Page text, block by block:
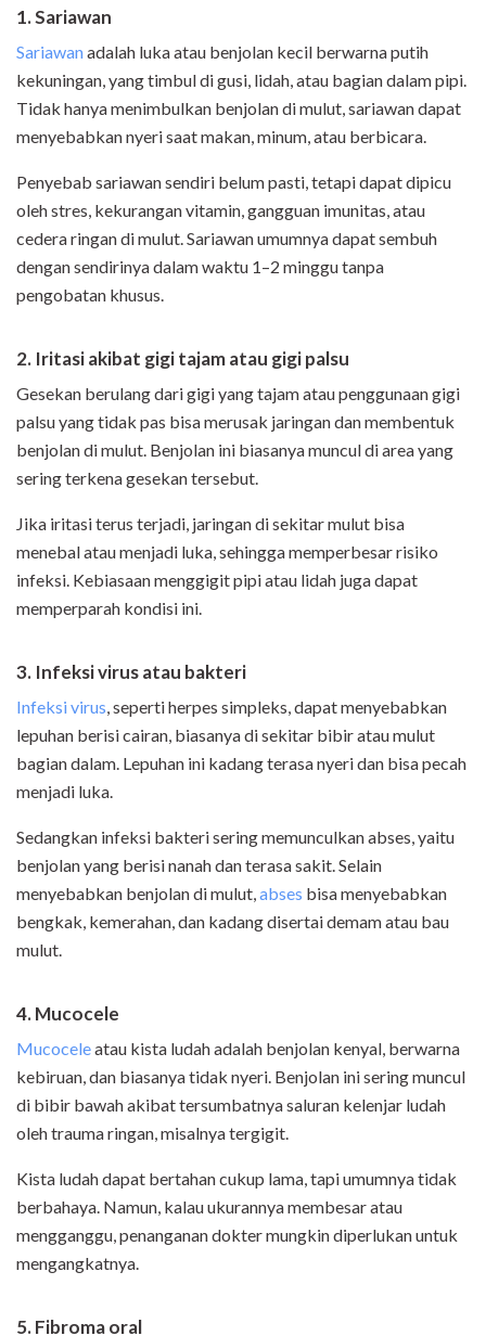
1. Sariawan
Sariawanadalah luka atau benjolan kecil berwarna putih
kekuningan, yang timbul di gusi, lidah, atau bagian dalam pipi.
Tidak hanya menimbulkan benjolan di mulut, sariawan dapat
menyebabkan nyeri saat makan, minum, atau berbicara.
Penyebab sariawan sendiri belum pasti, tetapi dapat dipicu
oleh stres, kekurangan vitamin, gangguan imunitas, atau
cedera ringan di mulut. Sariawan umumnya dapat sembuh
dengan sendirinya dalam waktu 1–2 minggu tanpa
pengobatan khusus.
2. Iritasi akibat gigi tajam atau gigi palsu
Gesekan berulang dari gigi yang tajam atau penggunaan gigi
palsu yang tidak pas bisa merusak jaringan dan membentuk
benjolan di mulut. Benjolan ini biasanya muncul di area yang
sering terkena gesekan tersebut.
Jika iritasi terus terjadi, jaringan di sekitar mulut bisa
menebal atau menjadi luka, sehingga memperbesar risiko
infeksi. Kebiasaan menggigit pipi atau lidah juga dapat
memperparah kondisi ini.
3. Infeksi virus atau bakteri
Infeksi virus , seperti herpes simpleks, dapat menyebabkan
lepuhan berisi cairan, biasanya di sekitar bibir atau mulut
bagian dalam. Lepuhan ini kadang terasa nyeri dan bisa pecah
menjadi luka.
Sedangkan infeksi bakteri sering memunculkan abses, yaitu
benjolan yang berisi nanah dan terasa sakit. Selain
menyebabkan benjolan di mulut, abses bisa menyebabkan
bengkak, kemerahan, dan kadang disertai demam atau bau
mulut.
4. Mucocele
Mucoceleatau kista ludah adalah benjolan kenyal, berwarna
kebiruan, dan biasanya tidak nyeri. Benjolan ini sering muncul
di bibir bawah akibat tersumbatnya saluran kelenjar ludah
oleh trauma ringan, misalnya tergigit.
Kista ludah dapat bertahan cukup lama, tapi umumnya tidak
berbahaya. Namun, kalau ukurannya membesar atau
mengganggu, penanganan dokter mungkin diperlukan untuk
mengangkatnya.
5. Fibroma oral